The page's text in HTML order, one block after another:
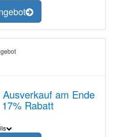
am Ende
Rabatt